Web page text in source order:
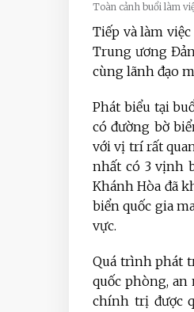
Toàn cảnh buổi làm
Tiếp và làm
Trung ương
cùng lãnh đạo
Phát biểu tại
có đường bờ
với vị trí rất
nhất có 3 vịnh
Khánh Hòa đã
biển quốc gia
vực.
Quá trình phát
quốc phòng, an
chính trị được